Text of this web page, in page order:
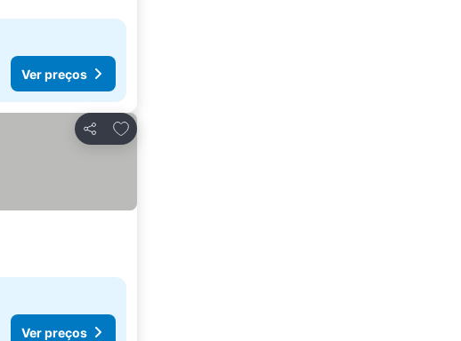
Ver preços
Partilhar
Adicionar aos favoritos
Ver preços